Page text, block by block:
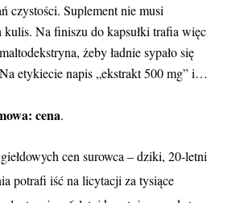
czystości. Suplement nie musi
kulis. Na finiszu do kapsułki trafia więc
żeby ładnie sypało się
etykiecie napis „ekstrakt 500 mg” i…
cena.
cen surowca – dziki, 20‑letni
potrafi iść na licytacji za tysiące